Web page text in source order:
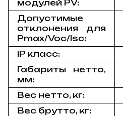
модулей PV:
Допустимые
отклонения для
Pmax/Voc/Isc:
IP класс:
Габариты нетто,
мм:
Вес нетто, кг:
Вес брутто, кг: